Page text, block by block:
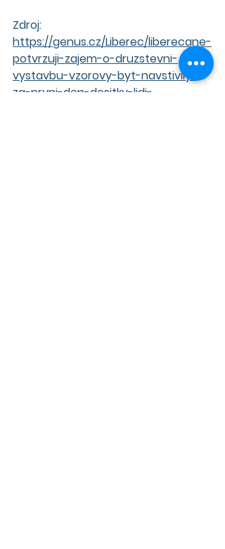
Zdroj:
https://genus.cz/Liberec/liberecane-
potvrzuji-zajem-o-druzstevni-
vystavbu-vzorovy-byt-navstivily-
za-prvni-den-desitky-lidi-